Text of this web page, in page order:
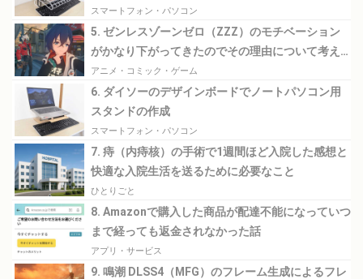
スマートフォン・パソコン
5. ゼンレスゾーンゼロ（ZZZ）のモチベーション
がかなり下がってきたのでその理由について考え
てみる
アニメ・コミック・ゲーム
6. ダイソーのデザインボードでノートパソコン用
スタンドの作成
スマートフォン・パソコン
7. 痔（内痔核）の手術で1週間ほど入院した感想と
快適な入院生活を送るために必要なこと
ひとりごと
8. Amazonで購入した商品が配達不能になっていつ
まで経っても返金されなかった話
アプリ・サービス
9. 鳴潮 DLSS4（MFG）のフレーム生成によるフレ